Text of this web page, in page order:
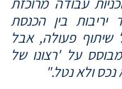
עבודה מרוכזת
בין הכנסת
פעולה, אבל
על 'רצונו של
נכס ולא נטל."